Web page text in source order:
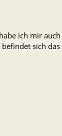
ich mir
sich